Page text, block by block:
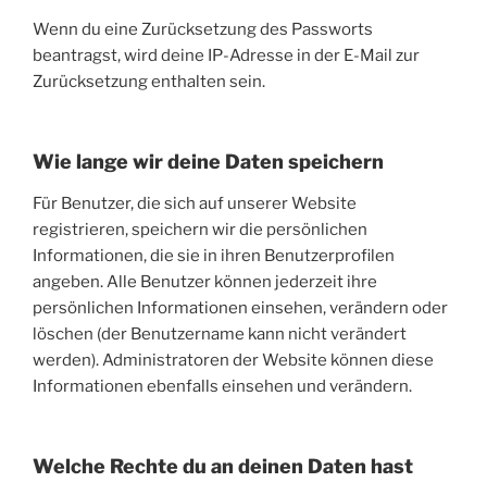
Wenn du eine Zurücksetzung des Passworts
beantragst, wird deine IP-Adresse in der E-Mail zur
Zurücksetzung enthalten sein.
Wie lange wir deine Daten speichern
Für Benutzer, die sich auf unserer Website
registrieren, speichern wir die persönlichen
Informationen, die sie in ihren Benutzerprofilen
angeben. Alle Benutzer können jederzeit ihre
persönlichen Informationen einsehen, verändern oder
löschen (der Benutzername kann nicht verändert
werden). Administratoren der Website können diese
Informationen ebenfalls einsehen und verändern.
Welche Rechte du an deinen Daten hast